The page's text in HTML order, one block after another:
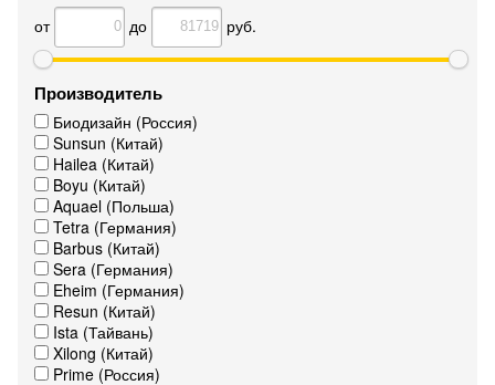
от до руб.
Производитель
Биодизайн (Россия)
Sunsun (Китай)
Hailea (Китай)
Boyu (Китай)
Aquael (Польша)
Tetra (Германия)
Barbus (Китай)
Sera (Германия)
Eheim (Германия)
Resun (Китай)
Ista (Тайвань)
Xilong (Китай)
Prime (Россия)